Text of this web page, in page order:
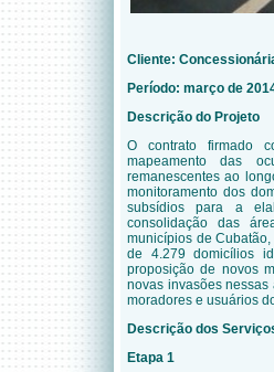
Cliente:
Período: março de
Descrição do Projeto
O contrato firmado
mapeamento das
remanescentes ao
monitoramento dos
subsídios para a
consolidação das
municípios de
de 4.279 domicílios
proposição de novos
novas invasões
moradores e usuários
Descrição dos
Etapa 1